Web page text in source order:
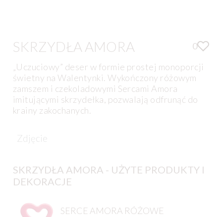
SKRZYDŁA AMORA
0
„Uczuciowy” deser w formie prostej monoporcji
świetny na Walentynki. Wykończony różowym
zamszem i czekoladowymi Sercami Amora
imitującymi skrzydełka, pozwalają odfrunąć do
krainy zakochanych.
Zdjęcie
SKRZYDŁA AMORA - UŻYTE PRODUKTY I
DEKORACJE
SERCE AMORA RÓŻOWE